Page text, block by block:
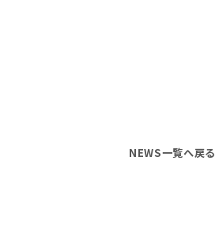
NEWS一覧へ戻る